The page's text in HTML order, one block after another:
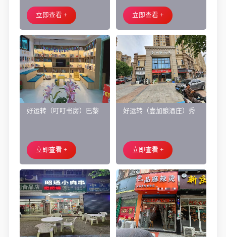
面旺铺出租
立即查看 +
让、主要房租低
立即查看 +
好运转（叮叮书房）巴黎
培训班带生源转让
立即查看 +
好运转（壹加酿酒庄）秀
庄、空店铺转让
立即查看 +